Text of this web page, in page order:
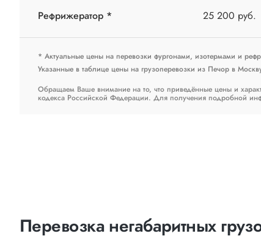
Рефрижератор * 25 200 руб.
* Актуальные цены на перевозки фургонами, изотермами и
Указанные в таблице цены на грузоперевозки из Печор в
Обращаем Ваше внимание на то, что приведённые цены и
кодекса Российской Федерации. Для получения подробной
Перевозка негабаритных